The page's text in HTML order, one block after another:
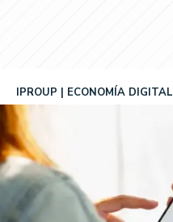
IPROUP ECONOMÍA DIGITAL